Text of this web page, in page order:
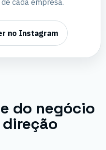
cada empresa.
no Instagram
do negócio